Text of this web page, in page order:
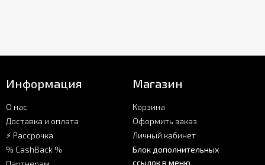
Информация
О нас
Доставка и оплата
⚡ Рассрочка
% CashBack %
Магазин
Корзина
Оформить заказ
Личный кабинет
Блок дополнительных
ссылок в меню